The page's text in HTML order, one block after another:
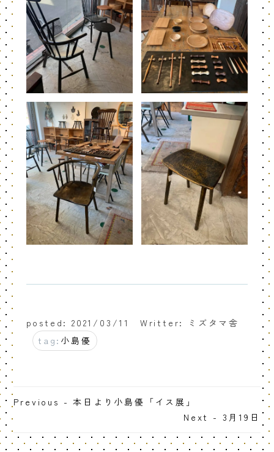
posted: 2021/03/11
Writter: ミズタマ舎
tag: 小島優
Previous - 本日より小島優「イス展」
Next - 3月19日